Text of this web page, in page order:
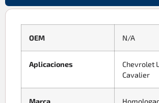
OEM N/A
Aplicaciones
Chevrolet
Cavalier
Marca